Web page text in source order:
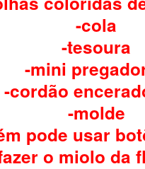
-cola
-tesoura
-mini
-cordão
-molde
pode usar
o miolo da